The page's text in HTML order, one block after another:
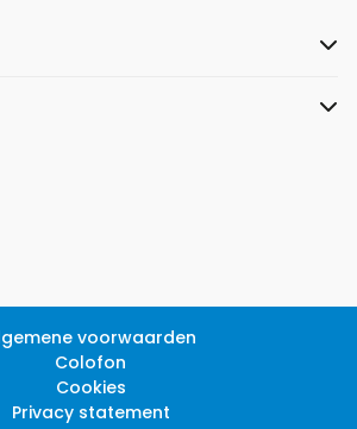
voorwaarden
Colofon
Cookies
Privacy statement